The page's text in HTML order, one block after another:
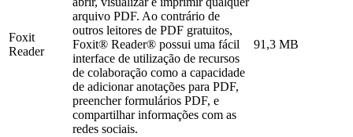
Foxit
Reader
arquivo PDF. Ao contrário de
outros leitores de PDF gratuitos,
Foxit® Reader® possui uma fácil
interface de utilização de recursos
de colaboração como a capacidade
de adicionar anotações para PDF,
preencher formulários PDF, e
compartilhar informações com as
redes sociais.
91,3 MB